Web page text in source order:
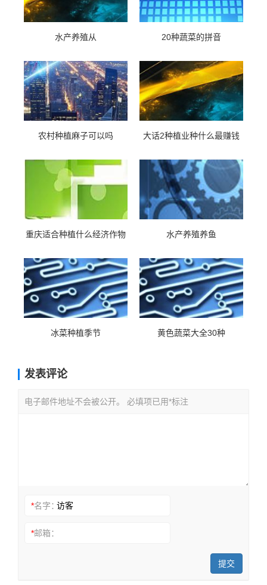
水产养殖从 20种蔬菜的拼音
农村种植麻子可以吗 大话2种植业种什么最赚钱
重庆适合种植什么经济作物 水产养殖养鱼
冰菜种植季节 黄色蔬菜大全30种
发表评论
电子邮件地址不会被公开。 必填项已用*标注
*名字：
*邮箱：
提交